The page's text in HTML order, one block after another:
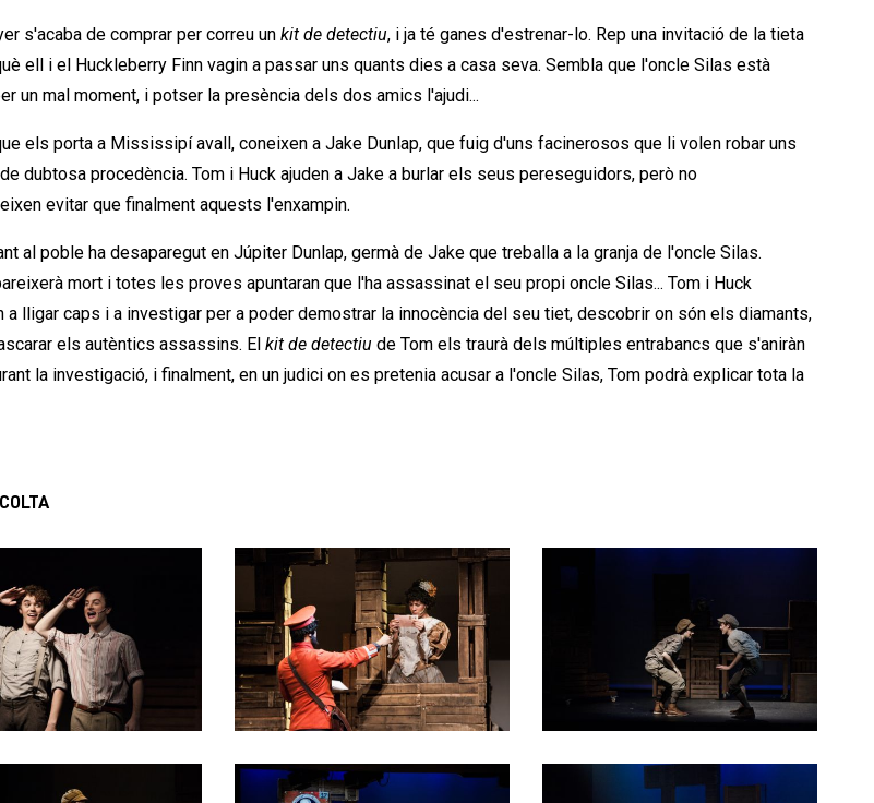
s'acaba de comprar per correu unkit de detectiu, i ja té ganes d'estrenar-lo. Rep una invitació de la tieta
ell i el Huckleberry Finn vagin a passar uns quants dies a casa seva. Sembla que l'oncle Silas està
un mal moment, i potser la presència dels dos amics l'ajudi...
els porta a Mississipí avall, coneixen a Jake Dunlap, que fuig d'uns facinerosos que li volen robar uns
dubtosa procedència. Tom i Huck ajuden a Jake a burlar els seus pereseguidors, però no
evitar que finalment aquests l'enxampin.
al poble ha desaparegut en Júpiter Dunlap, germà de Jake que treballa a la granja de l'oncle Silas.
mort i totes les proves apuntaran que l'ha assassinat el seu propi oncle Silas... Tom i Huck
a lligar caps i a investigar per a poder demostrar la innocència del seu tiet, descobrir on són els diamants,
els autèntics assassins. Elkit de detectiu de Tom els traurà dels múltiples entrabancs que s'aniràn
la investigació, i finalment, en un judici on es pretenia acusar a l'oncle Silas, Tom podrà explicar tota la